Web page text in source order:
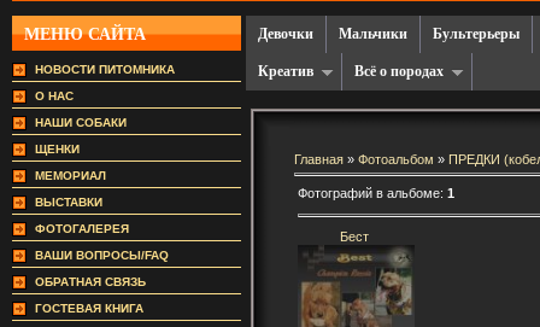
МЕНЮ САЙТА
НОВОСТИ ПИТОМНИКА
О НАС
НАШИ СОБАКИ
ЩЕНКИ
МЕМОРИАЛ
ВЫСТАВКИ
ФОТОГАЛЕРЕЯ
ВАШИ ВОПРОСЫ/FAQ
ОБРАТНАЯ СВЯЗЬ
ГОСТЕВАЯ КНИГА
Девочки Мальчики Бультерьеры
Креатив Всё о породах
Главная » Фотоальбом » ПРЕДКИ
Фотографий в альбоме: 1
Бест